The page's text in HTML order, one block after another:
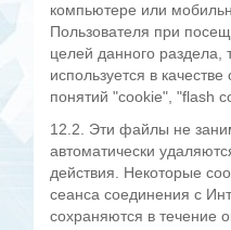
компьютере или
Пользователя при
целей данного раздела,
используется в
понятий "cookie", "flash
12.2. Эти файлы не
автоматически
действия. Некоторые
сеанса соединения с
сохраняются в течение